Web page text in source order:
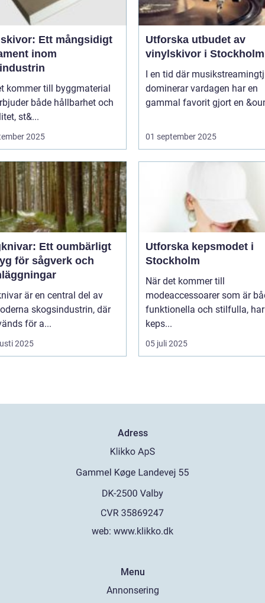
Ett mångsidigt
inom
kommer till byggmaterial
både hållbarhet och
st&...
2025
Utforska utbudet av
vinylskivor i Stockholm
I en tid där
dominerar vardagen har en
gammal favorit gjort en
01 september 2025
Ett oumbärligt
för sågverk och
är en central del av
skogsindustrin, där
för a...
2025
Utforska kepsmodet i
Stockholm
När det kommer till
modeaccessoarer som är
funktionella och stilfulla, har
keps...
05 juli 2025
Adress
web: www.klikko.dk
Menu
Annonsering